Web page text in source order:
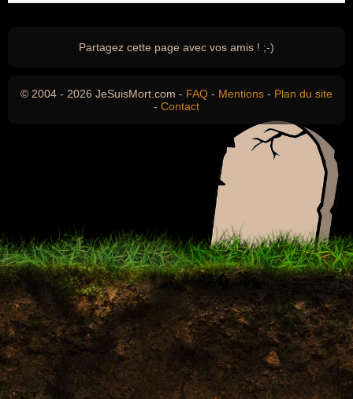
Partagez cette page avec vos amis ! ;-)
© 2004 - 2026 JeSuisMort.com - FAQ - Mentions - Plan du site
- Contact